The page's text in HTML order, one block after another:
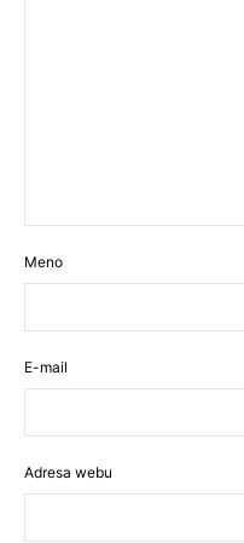
Meno
E-mail
Adresa webu